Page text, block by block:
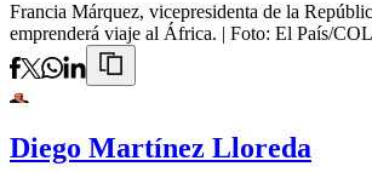
Francia Márquez, vicepresidenta de la
emprenderá viaje al África. | Foto: El País/
Diego Martínez Lloreda